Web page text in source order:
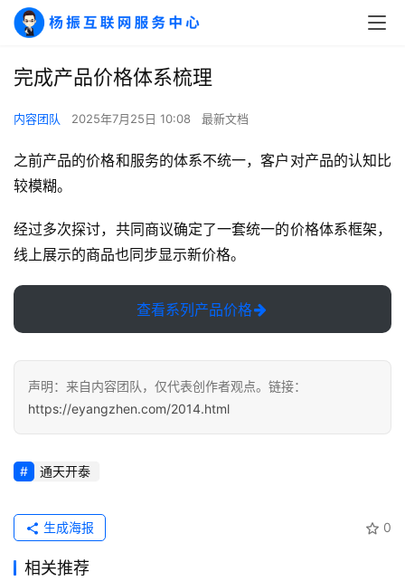
A
I
实
干
群
营
录
教
软
件
完成产品价格体系梳理
内容团队 2025年7月25日 10:08 最新文档
之前产品的价格和服务的体系不统一，客户对产品的认知比
较模糊。
经过多次探讨，共同商议确定了一套统一的价格体系框架，
线上展示的商品也同步显示新价格。
查看系列产品价格
声明：来自内容团队，仅代表创作者观点。链接：
https://eyangzhen.com/2014.html
通天开泰
0
生成海报
相关推荐